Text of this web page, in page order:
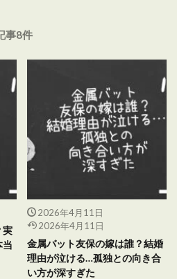
事8件
実
当
2026年4月11日
2026年4月11日
金属バット友保の嫁は誰？結婚
理由が泣ける…孤独との向き合
い方が深すぎた